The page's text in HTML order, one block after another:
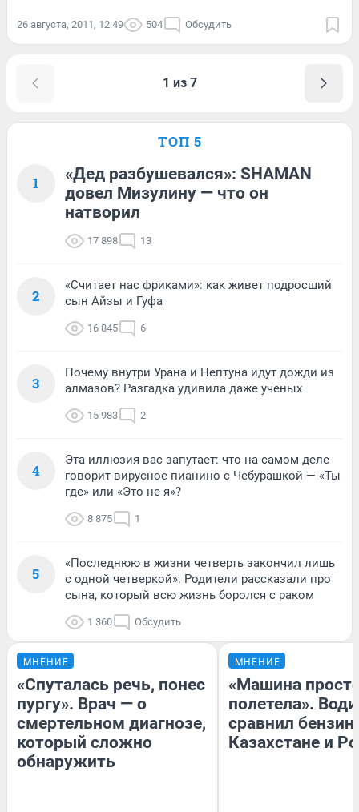
26 августа, 2011, 12:49 504 Обсудить
1 из 7
ТОП 5
1
«Дед разбушевался»: SHAMAN
довел Мизулину — что он
натворил
17 898 13
2
«Считает нас фриками»: как живет подросший
сын Айзы и Гуфа
16 845 6
3
Почему внутри Урана и Нептуна идут дожди из
алмазов? Разгадка удивила даже ученых
15 983 2
4
Эта иллюзия вас запутает: что на самом деле
говорит вирусное пианино с Чебурашкой — «Ты
где» или «Это не я»?
8 875 1
5
«Последнюю в жизни четверть закончил лишь
с одной четверкой». Родители рассказали про
сына, который всю жизнь боролся с раком
1 360 Обсудить
МНЕНИЕ
«Спуталась речь, понес
пургу». Врач — о
смертельном диагнозе,
который сложно
обнаружить
МНЕНИЕ
«Машина
полетела».
сравнил бензин
Казахстане и